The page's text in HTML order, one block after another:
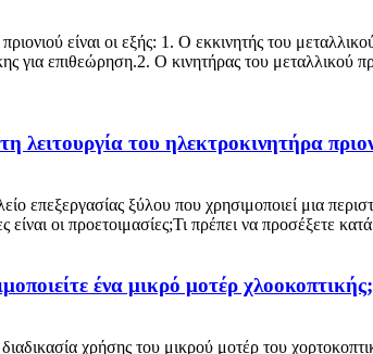
είναι οι εξής: 1. Ο εκκινητής του
για επιθεώρηση.2. Ο κινητήρας του μεταλλικού
λειτουργία του ηλεκτροκινητήρα
επεξεργασίας ξύλου που χρησιμοποιεί μια
οι προετοιμασίες;Τι πρέπει να προσέξετε
ένα μικρό μοτέρ χλοοκοπτικής;
χρήσης του μικρού μοτέρ του